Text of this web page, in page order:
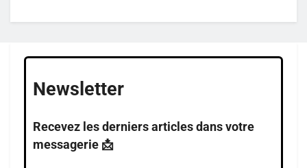
Newsletter
Recevez les derniers articles dans votre
messagerie 📩